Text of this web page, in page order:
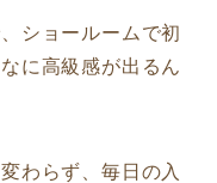
ショールームで初
に高級感が出るん
わらず、毎日の入